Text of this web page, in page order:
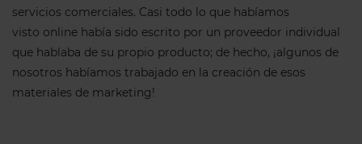
servicios comerciales. Casi todo lo que habíamos
visto online había sido escrito por un proveedor individual
que hablaba de su propio producto; de hecho, ¡algunos de
nosotros habíamos trabajado en la creación de esos
materiales de marketing!